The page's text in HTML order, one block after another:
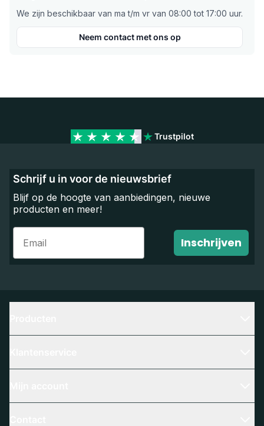
We zijn beschikbaar van ma t/m vr van 08:00 tot 17:00 uur.
Neem contact met ons op
Trustpilot
Schrijf u in voor de nieuwsbrief
Blijf op de hoogte van aanbiedingen, nieuwe
producten en meer!
Email
Inschrijven